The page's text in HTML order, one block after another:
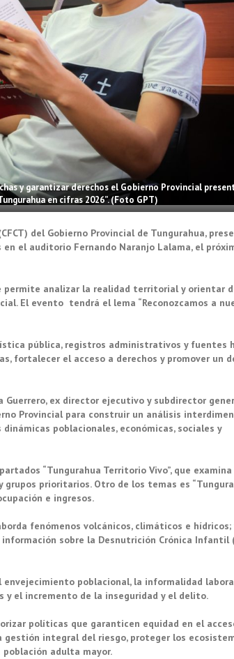
y garantizar derechos el Gobierno Provincial
en cifras 2026”. (Foto GPT)
del Gobierno Provincial de Tungurahua,
el auditorio Fernando Naranjo Lalama, el
analizar la realidad territorial y orientar
El evento tendrá el lema “Reconozcamos a
pública, registros administrativos y fuentes
fortalecer el acceso a derechos y promover un
Guerrero, ex director ejecutivo y subdirector
Provincial para construir un análisis
poblacionales, económicas, sociales y
“Tungurahua Territorio Vivo”, que examina
prioritarios. Otro de los temas es
e ingresos.
fenómenos volcánicos, climáticos e hídricos;
sobre la Desnutrición Crónica Infantil
poblacional, la informalidad
el incremento de la inseguridad y el delito.
políticas que garanticen equidad en el
gestión integral del riesgo, proteger los
adulta mayor.